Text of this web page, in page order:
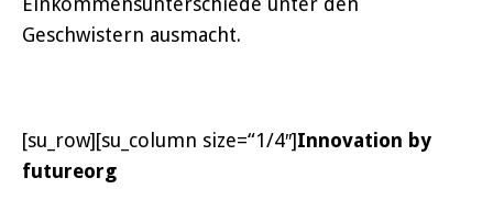
Geschwistern ausmacht.
[su_row][su_column size=“1/4″]Innovation by
futureorg